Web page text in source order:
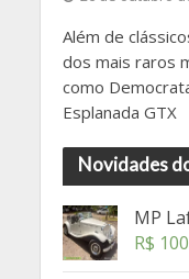
Além de
dos mais raros
como
Esplanada GTX
Novidades
MP
R$